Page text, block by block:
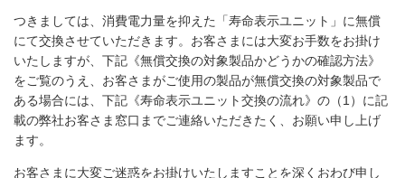
つきましては、消費電力量を抑えた「寿命表示ユニット」に無償
にて交換させていただきます。お客さまには大変お手数をお掛け
いたしますが、下記《無償交換の対象製品かどうかの確認方法》
をご覧のうえ、お客さまがご使用の製品が無償交換の対象製品で
ある場合には、下記《寿命表示ユニット交換の流れ》の（1）に記
載の弊社お客さま窓口までご連絡いただきたく、お願い申し上げ
ます。
お客さまに大変ご迷惑をお掛けいたしますことを深くおわび申し